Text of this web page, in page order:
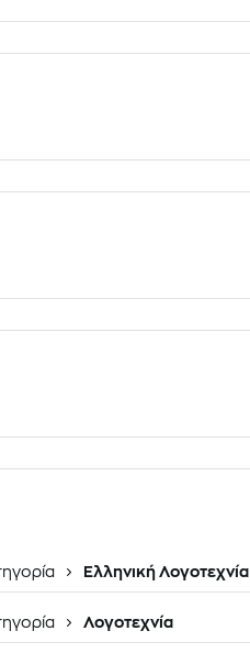
Ελληνική Λογοτεχνία
Λογοτεχνία